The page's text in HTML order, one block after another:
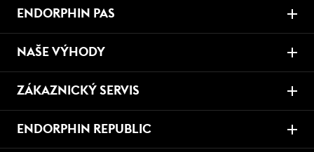
ENDORPHIN PAS
NAŠE VÝHODY
ZÁKAZNICKÝ SERVIS
ENDORPHIN REPUBLIC